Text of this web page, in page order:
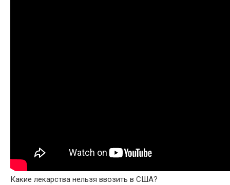
Какие лекарства нельзя ввозить в США?